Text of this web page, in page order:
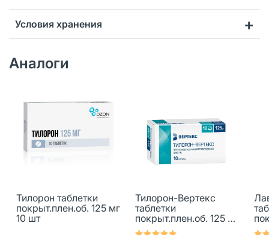
Условия хранения
Аналоги
Тилорон таблетки
покрыт.плен.об. 125 мг
10 шт
Тилорон-Вертекс
таблетки
покрыт.плен.об. 125 мг
10 шт
10